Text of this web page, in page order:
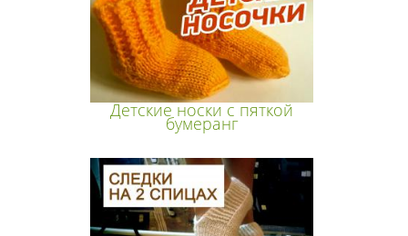
Детские носки с пяткой
бумеранг